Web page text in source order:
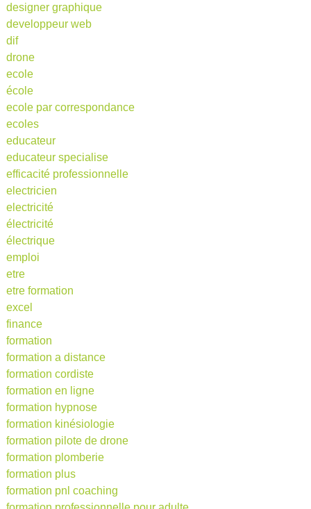
designer graphique
developpeur web
dif
drone
ecole
école
ecole par correspondance
ecoles
educateur
educateur specialise
efficacité professionnelle
electricien
electricité
électricité
électrique
emploi
etre
etre formation
excel
finance
formation
formation a distance
formation cordiste
formation en ligne
formation hypnose
formation kinésiologie
formation pilote de drone
formation plomberie
formation plus
formation pnl coaching